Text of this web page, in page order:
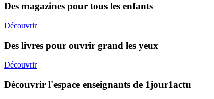
Des magazines pour tous les enfants
Découvrir
Des livres pour ouvrir grand les yeux
Découvrir
Découvrir l'espace enseignants de 1jour1actu